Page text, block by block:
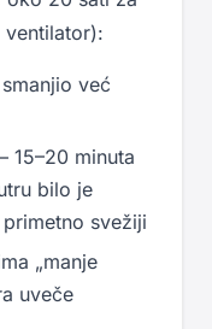
već
15–20 minuta
bilo je
svežiji
„manje
uveče